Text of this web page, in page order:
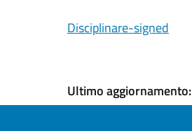
Disciplinare-signed
Ultimo aggiornamento: